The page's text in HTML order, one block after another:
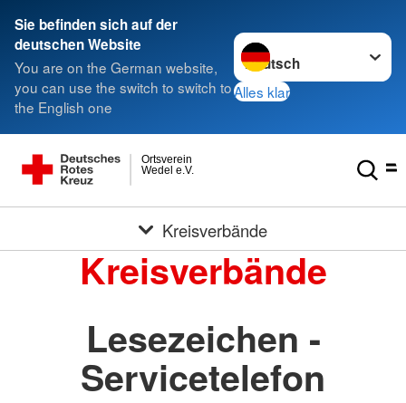
Sie befinden sich auf der
deutschen Website
You are on the German website,
you can use the switch to switch to
the English one
Sprache wechseln zu
Alles klar
Wedel e.V.
Ortsverein
Kreisverbände
Kreisverbände
Lesezeichen -
Servicetelefon